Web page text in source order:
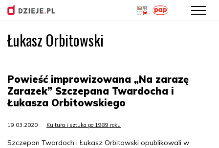
Łukasz Orbitowski
Powieść improwizowana „Na zarazę
Zarazek” Szczepana Twardocha i
Łukasza Orbitowskiego
19.03.2020 Kultura i sztuka po 1989 roku
Szczepan Twardoch i Łukasz Orbitowski opublikowali w